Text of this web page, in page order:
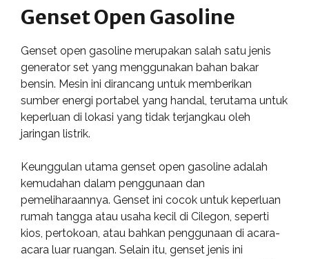
Genset Open Gasoline
Genset open gasoline merupakan salah satu jenis
generator set yang menggunakan bahan bakar
bensin. Mesin ini dirancang untuk memberikan
sumber energi portabel yang handal, terutama untuk
keperluan di lokasi yang tidak terjangkau oleh
jaringan listrik.
Keunggulan utama genset open gasoline adalah
kemudahan dalam penggunaan dan
pemeliharaannya. Genset ini cocok untuk keperluan
rumah tangga atau usaha kecil di Cilegon, seperti
kios, pertokoan, atau bahkan penggunaan di acara-
acara luar ruangan. Selain itu, genset jenis ini